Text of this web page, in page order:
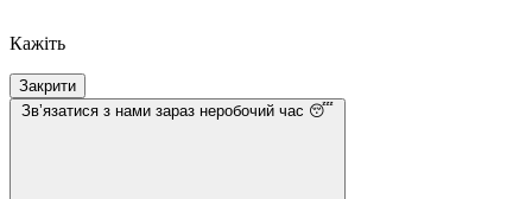
Кажіть
Закрити
Звʼязатися з нами зараз неробочий час 😴